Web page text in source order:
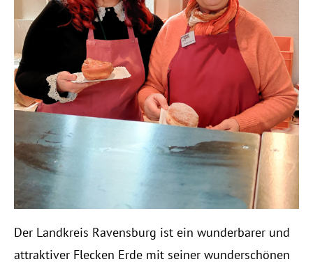
Der Landkreis Ravensburg ist ein wunderbarer und
attraktiver Flecken Erde mit seiner wunderschönen